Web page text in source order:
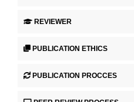
REVIEWER
PUBLICATION ETHICS
PUBLICATION PROCCES